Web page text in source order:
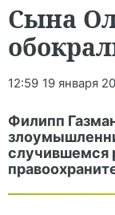
Сына
12:59 19 января
Филипп
случившемся